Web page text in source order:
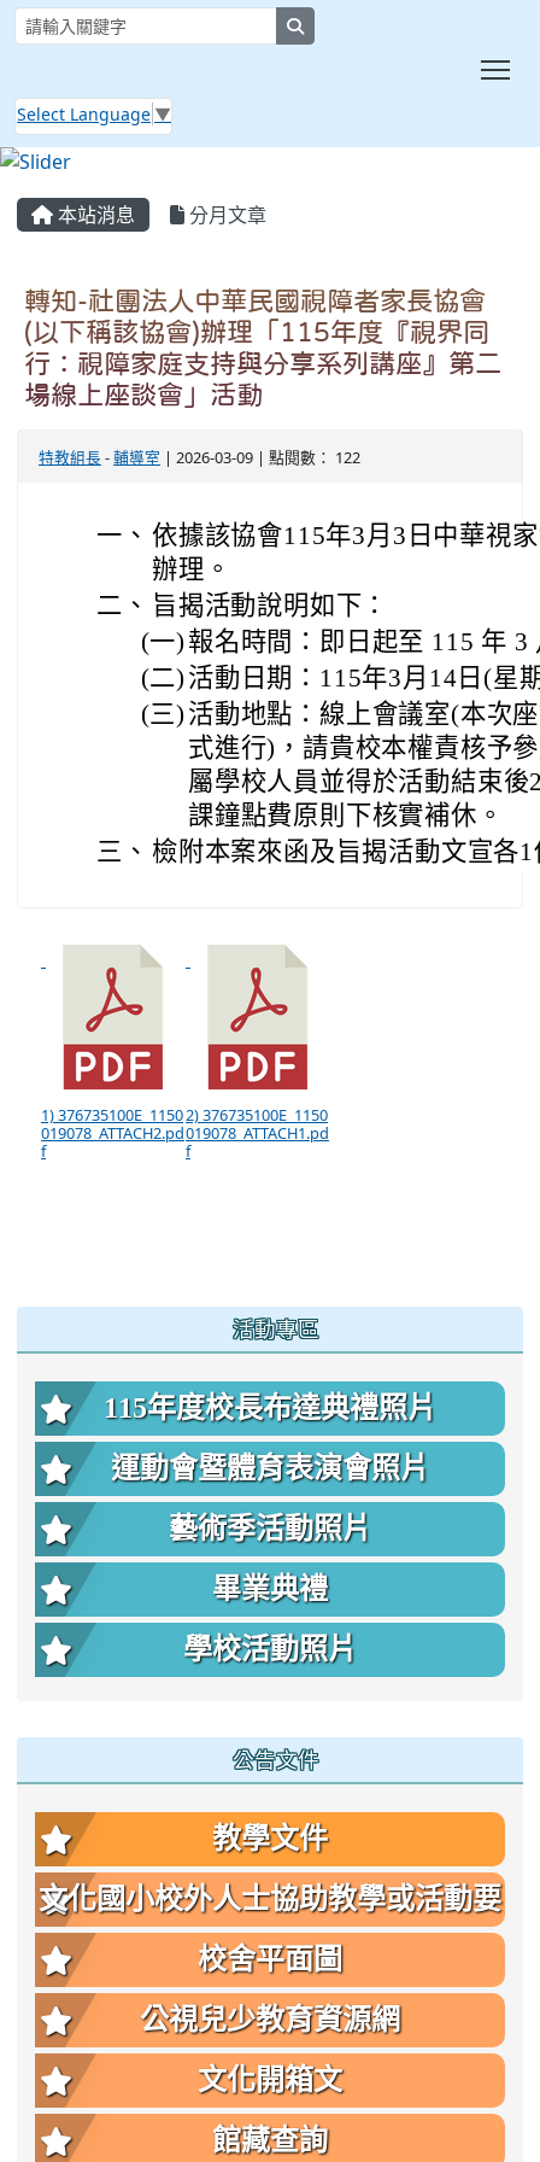
Select Language ▼
本站消息 分月文章
轉知-社團法人中華民國視障者家長協會
(以下稱該協會)辦理「115年度『視界同
行：視障家庭支持與分享系列講座』第二
場線上座談會」活動
特教組長-輔導室 | 2026-03-09 | 點閱數： 122
一、 依據該協會115年3月3日中華視
辦理。
二、 旨揭活動說明如下：
(一) 報名時間：即日起至 115 年 3
(二) 活動日期：115年3月14日(星
(三) 活動地點：線上會議室(本次
式進行)，請貴校本權責核予
屬學校人員並得於活動結束
課鐘點費原則下核實補休。
三、 檢附本案來函及旨揭活動文宣各
1) 376735100E_1150
019078_ATTACH2.pd
f
2) 376735100E_1150
019078_ATTACH1.pd
f
活動專區
115年度校長布達典禮照片
運動會暨體育表演會照片
藝術季活動照片
畢業典禮
學校活動照片
公告文件
教學文件
文化國小校外人士協助教學或活動要
點
校舍平面圖
公視兒少教育資源網
文化開箱文
館藏查詢